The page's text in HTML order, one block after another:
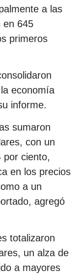
a las
en 645
primeros
economía
informe.
sumaron
con un
por ciento,
en los precios
a un
agregó
totalizaron
un alza de
a mayores